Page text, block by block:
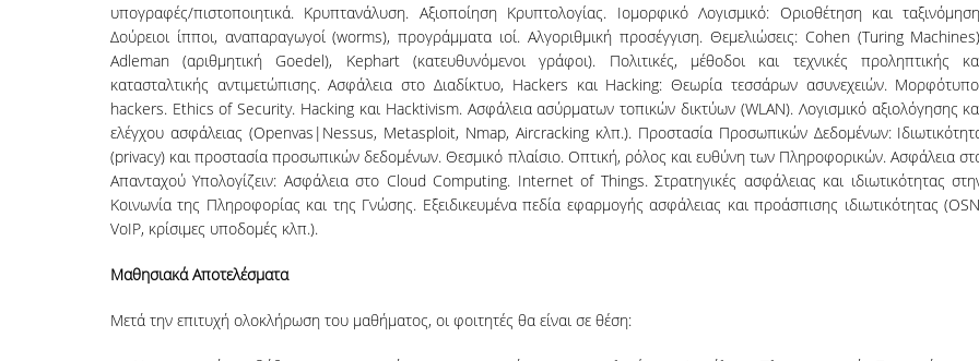
υπογραφές/πιστοποιητικά. Κρυπτανάλυση. Αξιοποίηση Κρυπτολογίας. Ιομορφικό Λογισμικό: Οριοθέτηση και
Δούρειοι ίπποι, αναπαραγωγοί (worms), προγράμματα ιοί. Αλγοριθμική προσέγγιση. Θεμελιώσεις: Cohen (Turing
Adleman (αριθμητική Goedel), Kephart (κατευθυνόμενοι γράφοι). Πολιτικές, μέθοδοι και τεχνικές προληπτικής
κατασταλτικής αντιμετώπισης. Ασφάλεια στο Διαδίκτυο, Hackers και Hacking: Θεωρία τεσσάρων ασυνεχειών.
hackers. Ethics of Security. Hacking και Hacktivism. Ασφάλεια ασύρματων τοπικών δικτύων (WLAN). Λογισμικό αξιολόγησης
ελέγχου ασφάλειας (Openvas|Nessus, Metasploit, Nmap, Aircracking κλπ.). Προστασία Προσωπικών Δεδομένων:
(privacy) και προστασία προσωπικών δεδομένων. Θεσμικό πλαίσιο. Οπτική, ρόλος και ευθύνη των Πληροφορικών. Ασφάλεια
Απανταχού Υπολογίζειν: Ασφάλεια στο Cloud Computing. Internet of Things. Στρατηγικές ασφάλειας και ιδιωτικότητας
Κοινωνία της Πληροφορίας και της Γνώσης. Εξειδικευμένα πεδία εφαρμογής ασφάλειας και προάσπισης ιδιωτικότητας
VoIP, κρίσιμες υποδομές κλπ.).
Μαθησιακά Αποτελέσματα
Μετά την επιτυχή ολοκλήρωση του μαθήματος, οι φοιτητές θα είναι σε θέση: